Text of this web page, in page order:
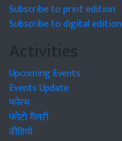
Subscribe to print edition
Subscribe to digital edition
Activities
Upcoming Events
Events Update
फोरम
फोटो गैलरी
वीडियो